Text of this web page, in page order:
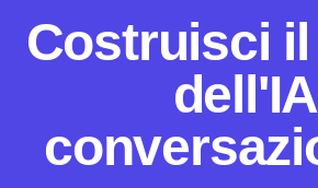
Costruisci
dell'IA